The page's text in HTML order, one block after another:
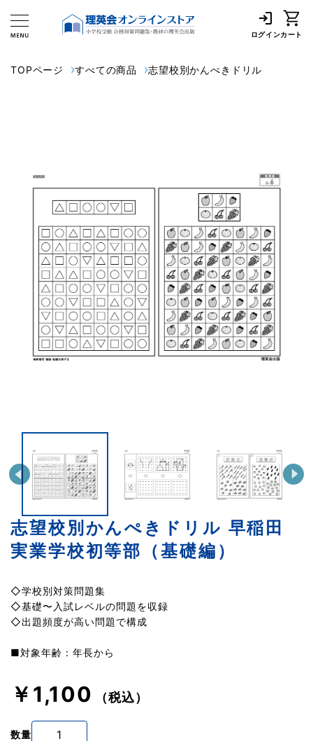
ログインカート
TOPページ すべての商品 志望校別かんぺきドリル
志望校別かんぺきドリル 早稲田
実業学校初等部（基礎編）
◇学校別対策問題集
◇基礎〜入試レベルの問題を収録
◇出題頻度が高い問題で構成
■対象年齢：年長から
￥1,100 （税込）
数量